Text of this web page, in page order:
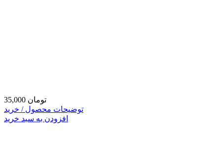
35,000 تومان
توضیحات محصول / خرید
افزودن به سبد خرید